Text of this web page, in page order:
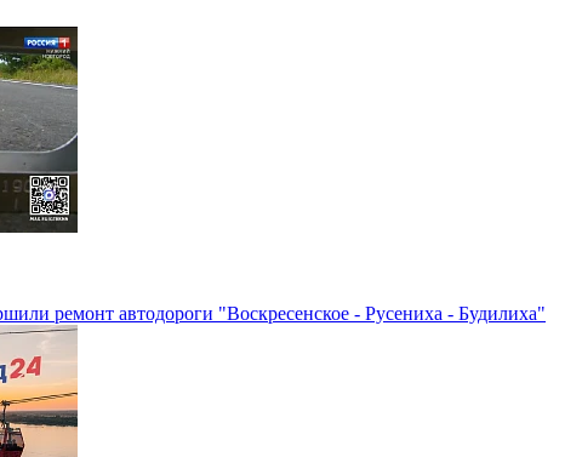
ремонт автодороги "Воскресенское - Русениха - Будилиха"